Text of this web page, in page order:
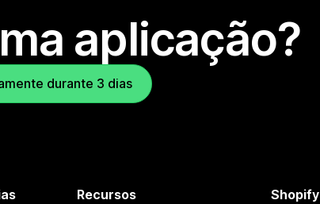
aplicação?
durante 3 dias
Recursos Shopify